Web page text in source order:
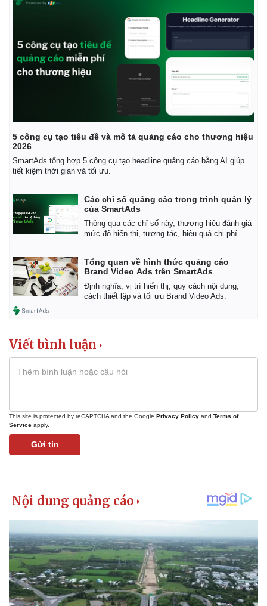
Bất động sản
Khởi nghiệp
Tỷ giá
Chứng khoán
Giá cà phê
5 công cụ tạo tiêu đề và mô tả quảng cáo cho thương hiệu
2026
SmartAds tổng hợp 5 công cụ tạo headline quảng cáo bằng AI giúp
tiết kiệm thời gian và tối ưu.
Các chỉ số quảng cáo trong trình quản lý
của SmartAds
Thông qua các chỉ số này, thương hiệu đánh giá
mức độ hiển thị, tương tác, hiệu quả chi phí.
Tổng quan về hình thức quảng cáo
Brand Video Ads trên SmartAds
Định nghĩa, vị trí hiển thị, quy cách nội dung,
cách thiết lập và tối ưu Brand Video Ads.
Viết bình luận
This site is protected by reCAPTCHA and the Google Privacy Policy and Terms of
Service apply.
Gửi tin